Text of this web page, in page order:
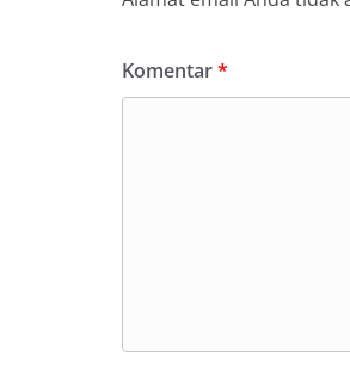
Komentar*